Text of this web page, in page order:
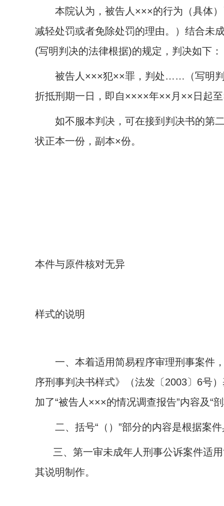
本院认为，被告人×××的行为（具体）
减轻处罚或者免除处罚的理由。）结合
(写明判决的法律根据)的规定，判决如下：
被告人×××犯××罪，判处……（写明判处
折抵刑期一日，即自××××年××月××日起
如不服本判决，可在接到判决书的第二
状正本一份，副本×份。
本件与原件核对无异
样式的说明
一、本着适用简易程序审理刑事案件，
序刑事判决书样式》（法发〔 2003〕 6号
加了“被告人×××的情况调查报告”内容及“
二、括号“（）”部分的内容是根据案件
三、第一审未成年人刑事公诉案件适
其说明制作。